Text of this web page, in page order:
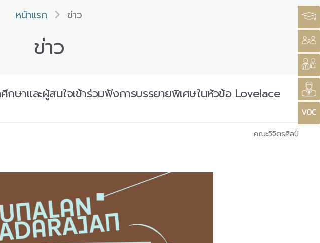
หน้าแรก ข่าว
ข่าว
ษาและผู้สนใจเข้าร่วมฟังการบรรยายพิเศษในหัวข้อ Lovelace
คณะวิจิตรศิลป์